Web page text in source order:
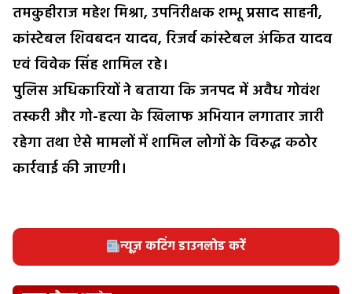
तमकुहीराज महेश मिश्रा, उपनिरीक्षक शम्भू प्रसाद साहनी,
कांस्टेबल शिवबदन यादव, रिजर्व कांस्टेबल अंकित यादव
एवं विवेक सिंह शामिल रहे।
पुलिस अधिकारियों ने बताया कि जनपद में अवैध गोवंश
तस्करी और गो-हत्या के खिलाफ अभियान लगातार जारी
रहेगा तथा ऐसे मामलों में शामिल लोगों के विरुद्ध कठोर
कार्रवाई की जाएगी।
न्यूज़ कटिंग डाउनलोड करें